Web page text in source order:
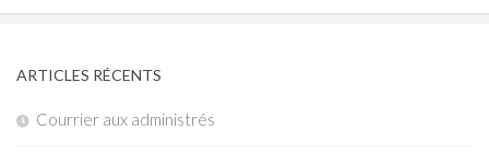
ARTICLES RÉCENTS
Courrier aux administrés